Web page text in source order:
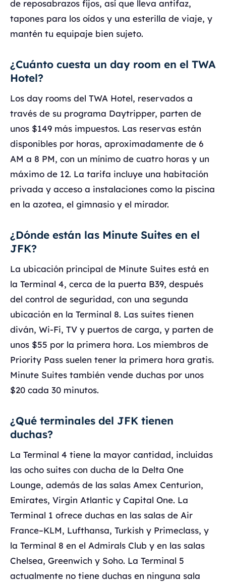
de reposabrazos fijos, así que lleva antifaz,
tapones para los oídos y una esterilla de viaje, y
mantén tu equipaje bien sujeto.
¿Cuánto cuesta un day room en el TWA
Hotel?
Los day rooms del TWA Hotel, reservados a
través de su programa Daytripper, parten de
unos $149 más impuestos. Las reservas están
disponibles por horas, aproximadamente de 6
AM a 8 PM, con un mínimo de cuatro horas y un
máximo de 12. La tarifa incluye una habitación
privada y acceso a instalaciones como la piscina
en la azotea, el gimnasio y el mirador.
¿Dónde están las Minute Suites en el
JFK?
La ubicación principal de Minute Suites está en
la Terminal 4, cerca de la puerta B39, después
del control de seguridad, con una segunda
ubicación en la Terminal 8. Las suites tienen
diván, Wi-Fi, TV y puertos de carga, y parten de
unos $55 por la primera hora. Los miembros de
Priority Pass suelen tener la primera hora gratis.
Minute Suites también vende duchas por unos
$20 cada 30 minutos.
¿Qué terminales del JFK tienen
duchas?
La Terminal 4 tiene la mayor cantidad, incluidas
las ocho suites con ducha de la Delta One
Lounge, además de las salas Amex Centurion,
Emirates, Virgin Atlantic y Capital One. La
Terminal 1 ofrece duchas en las salas de Air
France–KLM, Lufthansa, Turkish y Primeclass, y
la Terminal 8 en el Admirals Club y en las salas
Chelsea, Greenwich y Soho. La Terminal 5
actualmente no tiene duchas en ninguna sala